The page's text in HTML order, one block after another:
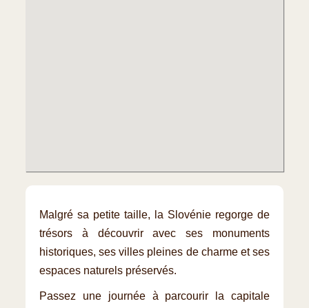
Malgré sa petite taille, la Slovénie regorge de
trésors à découvrir avec ses monuments
historiques, ses villes pleines de charme et ses
espaces naturels préservés.
Passez une journée à parcourir la capitale